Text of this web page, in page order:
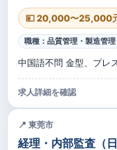
💴 20,000〜25,000
職種：品質管理・製造管理
中国語不問 金型、プレ
求人詳細を確認
📍 東莞市
経理・内部監査（